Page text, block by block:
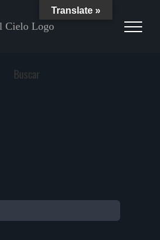
Buscar
Translate »